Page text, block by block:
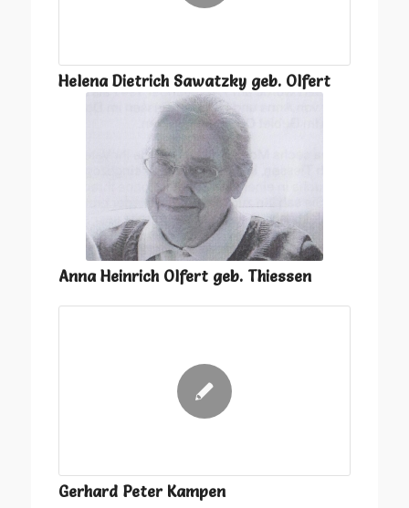
Helena Dietrich Sawatzky geb. Olfert
Anna Heinrich Olfert geb. Thiessen
Gerhard Peter Kampen